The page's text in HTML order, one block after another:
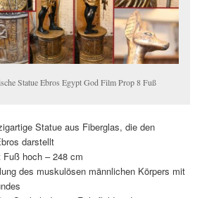
Statue Ebros Egypt God Film Prop 8 Fuß
Statue aus Fiberglas, die den
darstellt
hoch – 248 cm
des muskulösen männlichen Körpers mit